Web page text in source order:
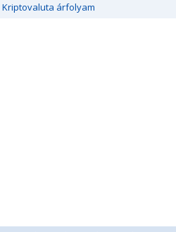
Kriptovaluta árfolyam